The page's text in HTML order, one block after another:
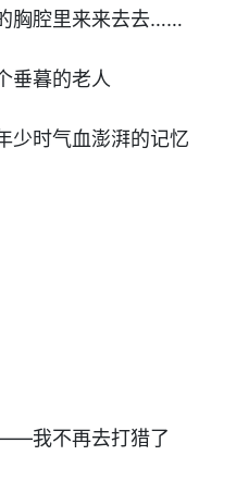
胸腔里来来去去……
垂暮的老人
少时气血澎湃的记忆
我不再去打猎了